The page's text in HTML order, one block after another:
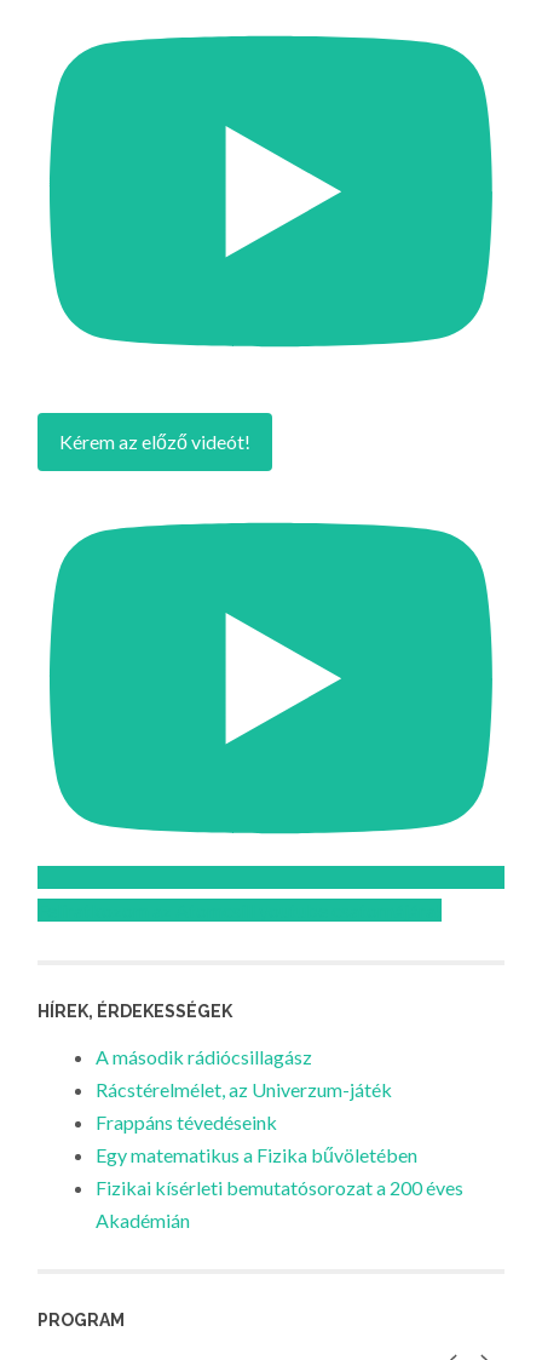
Kérem az előző videót!
HÍREK, ÉRDEKESSÉGEK
A második rádiócsillagász
Rácstérelmélet, az Univerzum-játék
Frappáns tévedéseink
Egy matematikus a Fizika bűvöletében
Fizikai kísérleti bemutatósorozat a 200 éves
Akadémián
PROGRAM